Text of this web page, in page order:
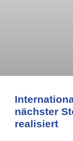
nächster
realisiert